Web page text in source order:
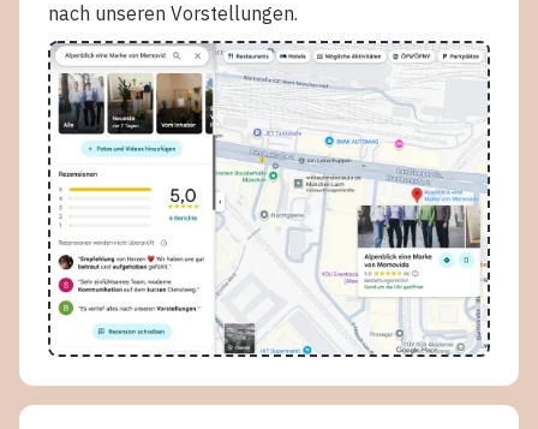
nach unseren Vorstellungen.